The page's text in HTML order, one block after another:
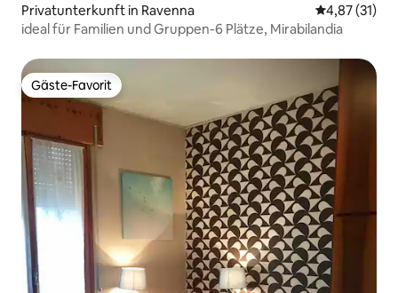
Privatunterkunft in Ravenna
4,87 (31)
ideal für Familien und Gruppen-6 Plätze, Mirabilandia
Gäste-Favorit
Gäste-Favorit